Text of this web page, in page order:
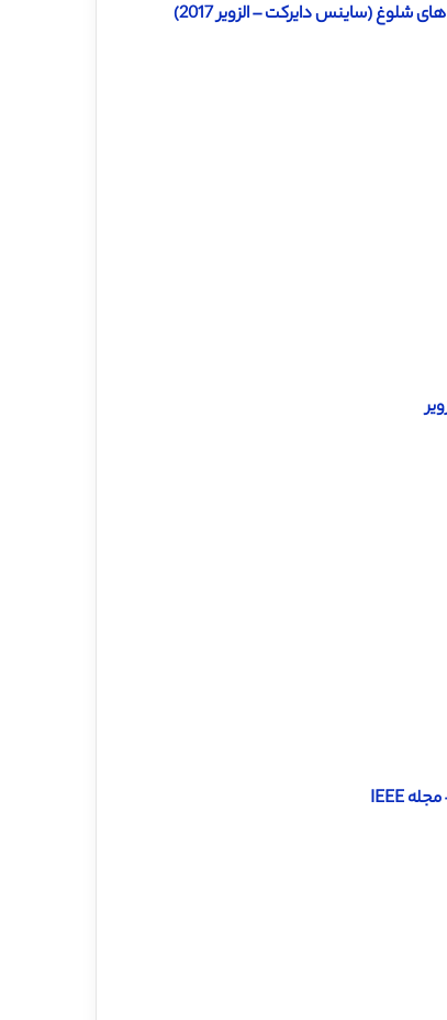
دانلود ترجمه مقاله مدل های زمانبندی برای کنترل ترافیک هواپیما در فرودگاه های شلوغ (ساینس دایرکت – الزویر 2017)